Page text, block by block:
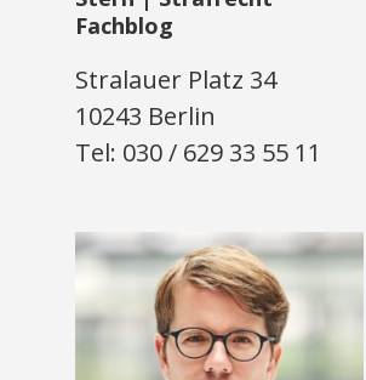
Fachblog
Stralauer Platz 34
10243 Berlin
Tel: 030 / 629 33 55 11